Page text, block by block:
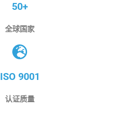
50+
全球国家
ISO 9001
认证质量